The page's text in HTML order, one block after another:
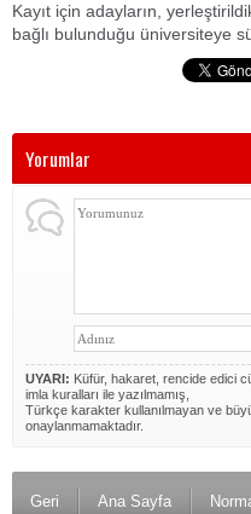
Kayıt için adayların,
bağlı bulunduğu üniversiteye
Yorumlar
UYARI: Küfür, hakaret, rencide edici
imla kuralları ile yazılmamış,
Türkçe karakter kullanılmayan ve
onaylanmamaktadır.
Geri Ana Sayfa